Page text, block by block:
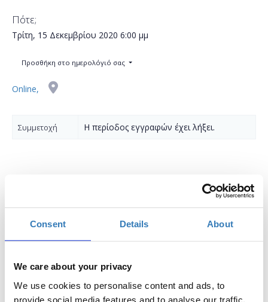
Consent Details About
We care about your privacy
We use cookies to personalise content and ads, to
provide social media features and to analyse our traffic.
Πότε;
Τρίτη, 15 Δεκεμβρίου 2020 6:00 μμ
Προσθήκη στο ημερολόγιό σας
Online,
Συμμετοχή Η περίοδος εγγραφών έχει λήξει.
Δωρεάν On Line σεμινάριο αποκλειστικά για
γυναίκες.
Τα online σεμινάρια
στοχεύοντας στην βελτίωση των ψηφιακών τους
δεξιοτήτων, την επαγγελματική ενδυνάμωση τους και την
μείωση του gender gap στην Ελλάδα.